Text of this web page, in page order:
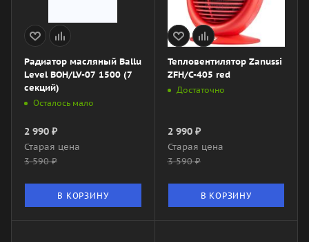
Радиатор масляный Ballu
Level BOH/LV-07 1500 (7
секций)
Осталось мало
2 990 ₽
Старая цена
3 590₽
В КОРЗИНУ
Тепловентилятор Zanussi
ZFH/C-405 red
Достаточно
2 990₽
Старая цена
3 590₽
В КОРЗИНУ